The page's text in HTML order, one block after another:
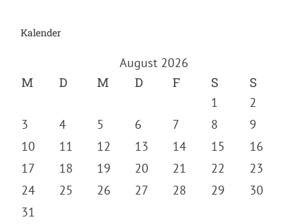
Kalender
August 2026
M D M D F S S
1
2
3
4 5 6 7 8
9
10
11 12 13 14 15
16
17
18 19 20 21 22
23
24
25 26 27 28 29
30
31